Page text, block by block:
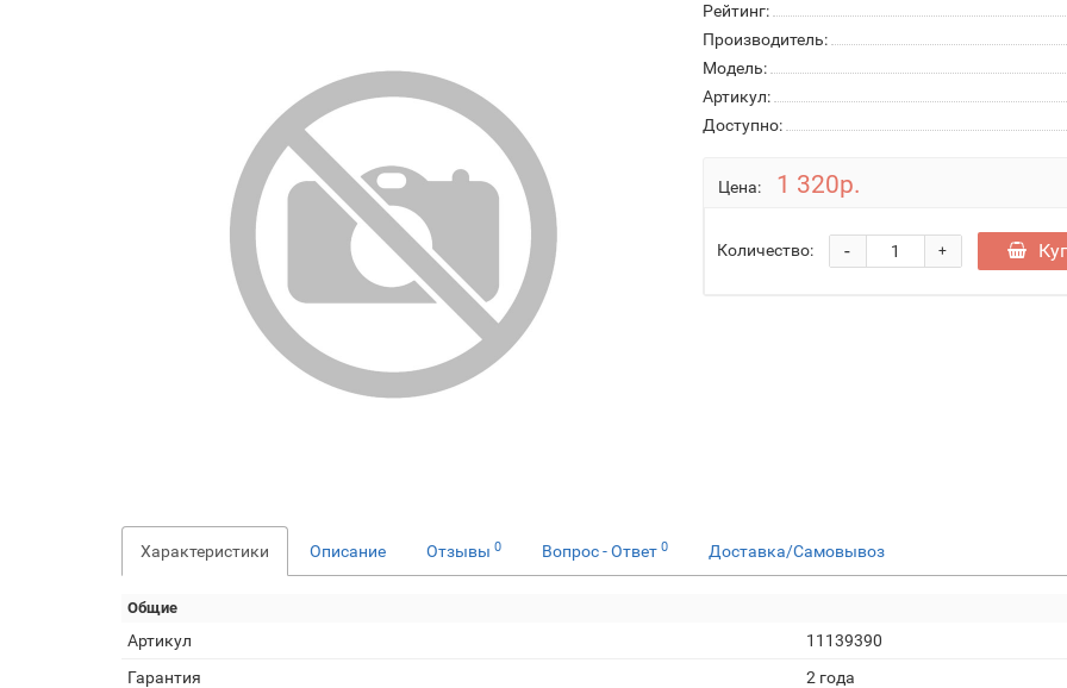
Рейтинг:
Производитель:
Модель:
Артикул:
Доступно:
Цена: 1 320р.
Количество: +
-
Характеристики Описание Отзывы 0 Вопрос - Ответ 0 Доставка/Самовывоз
Общие
Артикул
11139390
Гарантия
2 года